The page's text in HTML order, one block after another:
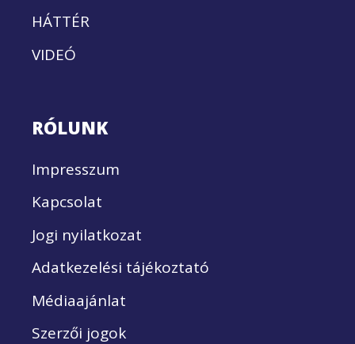
HÁTTÉR
VIDEÓ
RÓLUNK
Impresszum
Kapcsolat
Jogi nyilatkozat
Adatkezelési tájékoztató
Médiaajánlat
Szerzői jogok